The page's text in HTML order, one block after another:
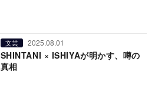
文芸 2025.08.01
SHINTANI × ISHIYAが明かす、噂の
真相